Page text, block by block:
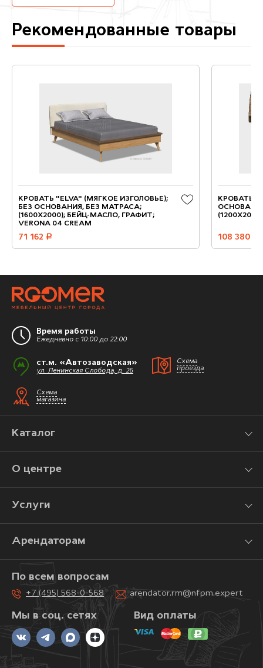
Рекомендованные товары
КРОВАТЬ "ELVA" (МЯГКОЕ ИЗГОЛОВЬЕ);
БЕЗ ОСНОВАНИЯ, БЕЗ МАТРАСА;
(1600X2000); БЕЙЦ-МАСЛО, ГРАФИТ;
VERONA 04 CREAM
71 162 руб.
КРОВАТЬ
108 380
Время работы
Ежедневно с 10:00 до 22:00
ст.м. «Автозаводская»
ул. Ленинская Слобода, д. 26
Схема
проезда
Схема
магазина
Каталог
О центре
Услуги
Арендаторам
Мы в соц. сетях
По всем вопросам
+7 (495) 568-0-568 arendator.rm@nfpm.expert
Вид оплаты